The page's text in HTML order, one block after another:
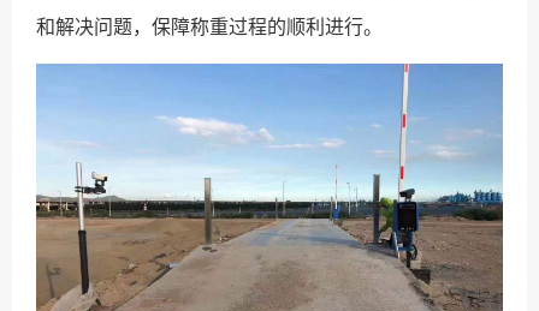
和解决问题，保障称重过程的顺利进行。